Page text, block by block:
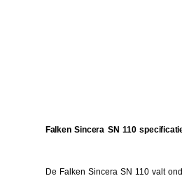
Falken Sincera SN 110
De Falken Sincera SN 110 valt